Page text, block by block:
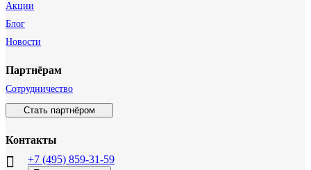
Акции
Блог
Новости
Партнёрам
Сотрудничество
Стать партнёром
Контакты
+7 (495) 859-31-59